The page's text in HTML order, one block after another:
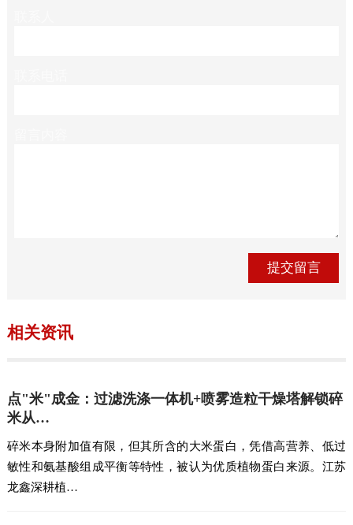
相关资讯
点"米"成金：过滤洗涤一体机+喷雾造粒干燥塔解锁碎
米从…
碎米本身附加值有限，但其所含的大米蛋白，凭借高营养、低过
敏性和氨基酸组成平衡等特性，被认为优质植物蛋白来源。江苏
龙鑫深耕植…